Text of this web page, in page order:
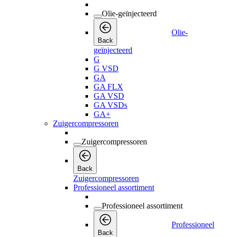
Olie-geïnjecteerd
Back
Olie-
geïnjecteerd
G
G VSD
GA
GA FLX
GA VSD
GA VSDs
GA+
Zuigercompressoren
Zuigercompressoren
Back
Zuigercompressoren
Professioneel assortiment
Professioneel assortiment
Back
Professioneel